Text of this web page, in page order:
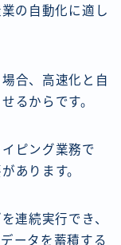
の自動化に適し
合、高速化と自
るからです。
ピング業務で
あります。
連続実行でき、
ータを蓄積する